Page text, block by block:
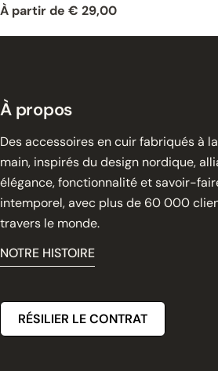
Prix
À partir de € 29,00
À propos
Des accessoires en cuir fabriqués à la
main, inspirés du design nordique,
élégance, fonctionnalité et savoir-
intemporel, avec plus de 60 000
travers le monde.
NOTRE HISTOIRE
RÉSILIER LE CONTRAT